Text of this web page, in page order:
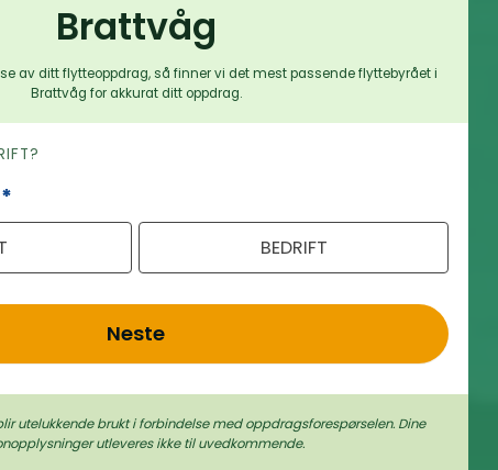
Brattvåg
av ditt flytteoppdrag, så finner vi det mest passende flyttebyrået i
Brattvåg for akkurat ditt oppdrag.
*
BEDRIFT
Neste
utelukkende brukt i forbindelse med oppdragsforespørselen. Dine
utleveres ikke til uvedkommende.